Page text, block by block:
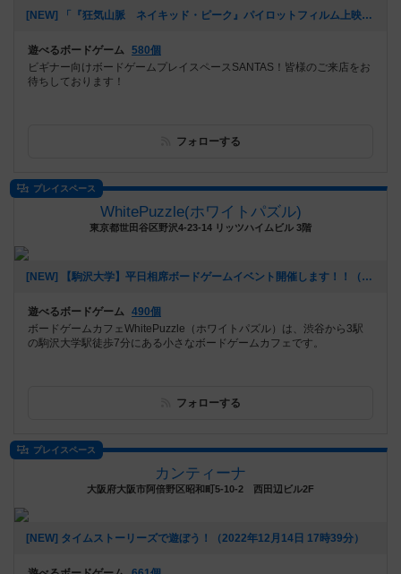
[NEW] 「『狂気山脈 ネイキッド・ピーク』パイロットフィルム上映会 ＆ トークイベント in 津市久居アルスプラザ」関連企画 マーダーミステリー「狂気山脈」会（2023年03月15日 18時43分）
遊べるボードゲーム 580個
ビギナー向けボードゲームプレイスペースSANTAS！皆様のご来店をお
待ちしております！
フォローする
プレイスペース
WhitePuzzle(ホワイトパズル)
東京都世田谷区野沢4-23-14 リッツハイムビル 3階
[NEW] 【駒沢大学】平日相席ボードゲームイベント開催します！！（2023年02月14日 11時49分）
遊べるボードゲーム 490個
ボードゲームカフェWhitePuzzle（ホワイトパズル）は、渋谷から3駅
の駒沢大学駅徒歩7分にある小さなボードゲームカフェです。
フォローする
プレイスペース
カンティーナ
大阪府大阪市阿倍野区昭和町5-10-2 西田辺ビル2F
[NEW] タイムストーリーズで遊ぼう！（2022年12月14日 17時39分）